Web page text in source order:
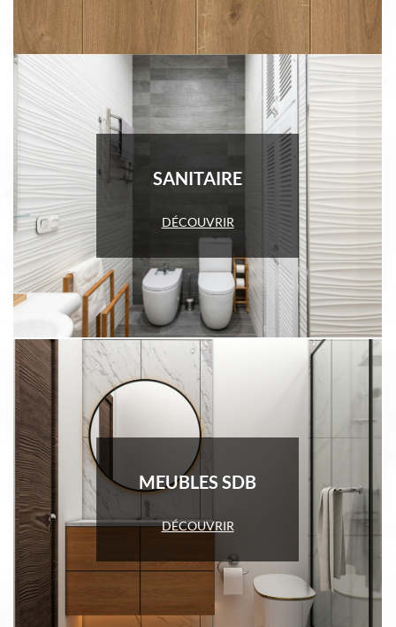
SANITAIRE
DÉCOUVRIR
MEUBLES SDB
DÉCOUVRIR